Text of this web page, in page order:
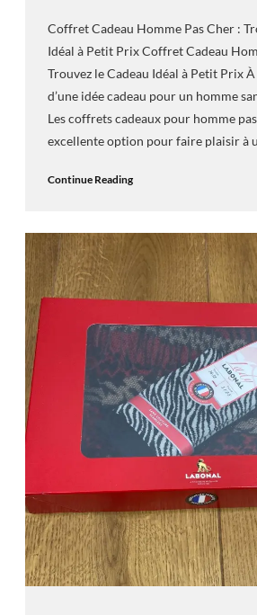
Coffret Cadeau Homme Pas Cher :
Idéal à Petit Prix Coffret Cadeau
Trouvez le Cadeau Idéal à Petit Prix
d’une idée cadeau pour un homme
Les coffrets cadeaux pour homme
excellente option pour faire plaisir à
Continue Reading